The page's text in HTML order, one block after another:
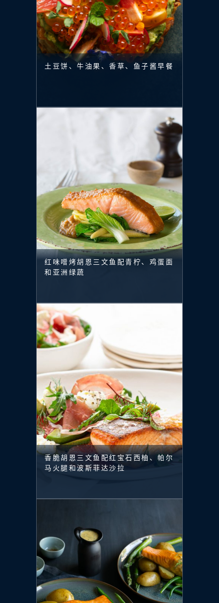
土豆饼、牛油果、香草、鱼子酱早餐
红味噌烤胡恩三文鱼配青柠、鸡蛋面
和亚洲绿蔬
香脆胡恩三文鱼配红宝石西柚、帕尔
马火腿和波斯菲达沙拉